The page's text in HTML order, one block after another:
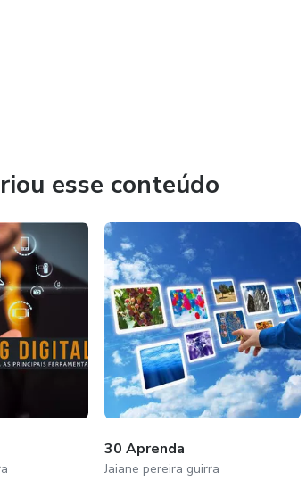
esse conteúdo
30 Aprenda
Jaiane pereira guirra